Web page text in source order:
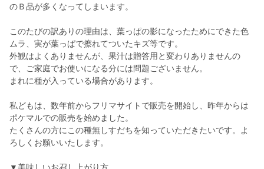
のＢ品が多くなってしまいます。
このたびの訳ありの理由は、葉っぱの影になったためにできた色
ムラ、実が葉っぱで擦れてついたキズ等です。
外観はよくありませんが、果汁は贈答用と変わりありませんの
で、ご家庭でお使いになる分には問題ございません。
まれに種が入っている場合があります。
私どもは、数年前からフリマサイトで販売を開始し、昨年からは
ポケマルでの販売を始めました。
たくさんの方にこの種無しすだちを知っていただきたいです。よ
ろしくお願いいたします。